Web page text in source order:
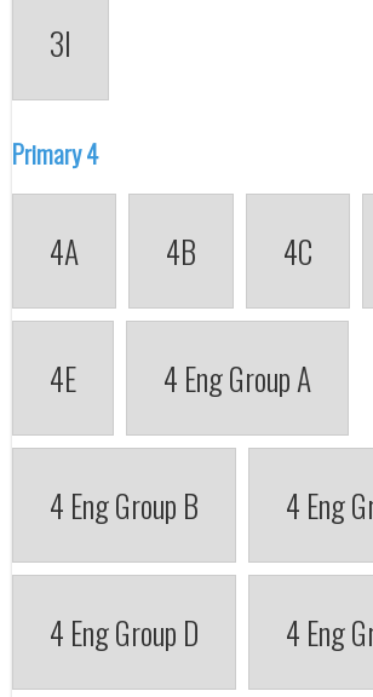
3I
Primary 4
4A 4B 4C
4E 4 Eng Group A
4 Eng Group B 4 Eng
4 Eng Group D 4 Eng